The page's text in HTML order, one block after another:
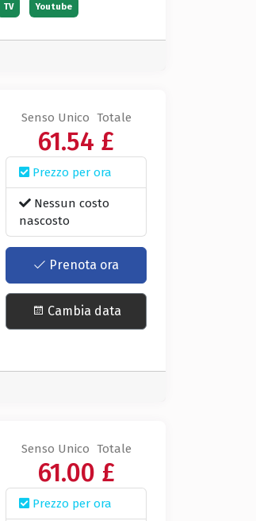
TV Youtube
Senso Unico Totale
61.54 £
Prezzo per ora
Nessun costo
nascosto
Prenota ora
Cambia data
Senso Unico Totale
61.00 £
Prezzo per ora